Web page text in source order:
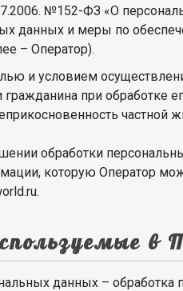
№152-ФЗ «О
данных и меры по
– Оператор).
и условием
при обработке
частной
обработки
которую Оператор
в
данных –